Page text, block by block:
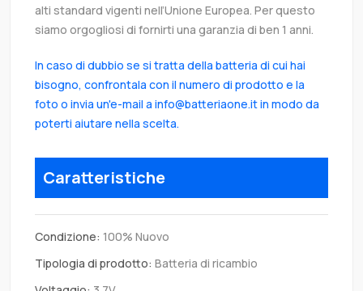
alti standard vigenti nell’Unione Europea. Per questo
siamo orgogliosi di fornirti una garanzia di ben 1 anni.
In caso di dubbio se si tratta della batteria di cui hai
bisogno, confrontala con il numero di prodotto e la
foto o invia un'e-mail a info@batteriaone.it in modo da
poterti aiutare nella scelta.
Caratteristiche
Condizione: 100% Nuovo
Tipologia di prodotto: Batteria di ricambio